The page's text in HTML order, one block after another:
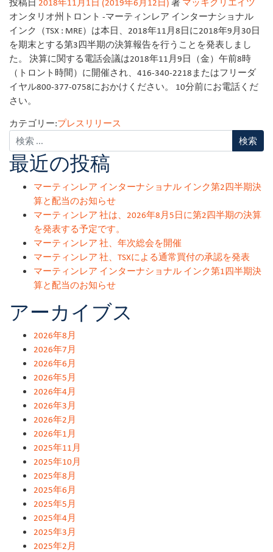
オンタリオ州トロント -マーティンレア インターナショナル
インク（TSX : MRE）は本日、2018年11月8日に2018年9月30日
を期末とする第3四半期の決算報告を行うことを発表しまし
た。 決算に関する電話会議は2018年11月9日（金）午前8時
（トロント時間）に開催され、416-340-2218またはフリーダ
イヤル800-377-0758におかけください。 10分前にお電話くだ
さい。
カテゴリー:プレスリリース
最近の投稿
マーティンレア インターナショナル インク第2四半期決
算と配当のお知らせ
マーティンレア 社は、2026年8月5日に第2四半期の決算
を発表する予定です。
マーティンレア 社、年次総会を開催
マーティンレア 社、TSXによる通常買付の承認を発表
マーティンレア インターナショナル インク第1四半期決
算と配当のお知らせ
アーカイブス
2026年8月
2026年7月
2026年6月
2026年5月
2026年4月
2026年3月
2026年2月
2026年1月
2025年11月
2025年10月
2025年8月
2025年6月
2025年5月
2025年4月
2025年3月
2025年2月